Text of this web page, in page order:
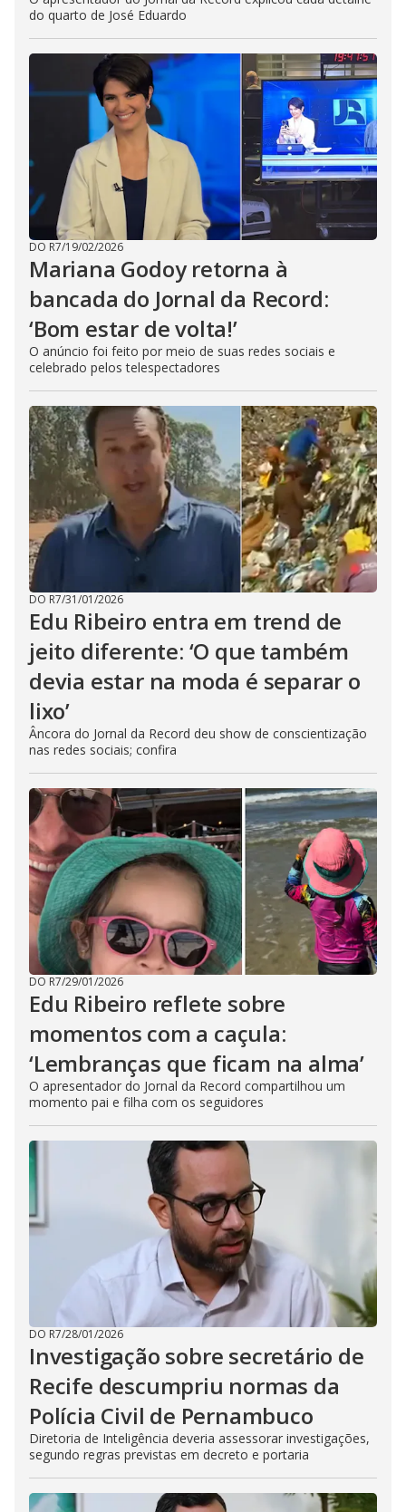
do quarto de José Eduardo
DO R7/19/02/2026
Mariana Godoy retorna à
bancada do Jornal da Record:
‘Bom estar de volta!’
O anúncio foi feito por meio de suas redes sociais e
celebrado pelos telespectadores
DO R7/31/01/2026
Edu Ribeiro entra em trend de
jeito diferente: ‘O que também
devia estar na moda é separar o
lixo’
Âncora do Jornal da Record deu show de conscientização
nas redes sociais; confira
DO R7/29/01/2026
Edu Ribeiro reflete sobre
momentos com a caçula:
‘Lembranças que ficam na alma’
O apresentador do Jornal da Record compartilhou um
momento pai e filha com os seguidores
DO R7/28/01/2026
Investigação sobre secretário de
Recife descumpriu normas da
Polícia Civil de Pernambuco
Diretoria de Inteligência deveria assessorar investigações,
segundo regras previstas em decreto e portaria